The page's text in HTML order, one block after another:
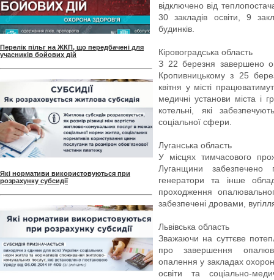
Перелік пільг на ЖКП, що передбачені для
учасників бойових дій
Які нормативи використовуються при
розрахунку субсидії
відключено від
30 закладів освіти, 9
будинків.
Кіровоградська область
З 22 березня завершено
Кропивницькому з 25
квітня у місті
медичні установи міста і
котельні, які
соціальної сфери.
Луганська область
У місцях тимчасового
Луганщини забезпечено
генератори та інше
проходження
забезпечені дровами,
Львівська область
Зважаючи на суттєве
про завершення
опалення у закладах
освіти та соціально-